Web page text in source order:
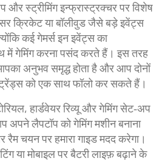
और स्ट्रीमिंग इन्फ्रास्ट्रक्चर पर विशेष
क्रिकेट या बॉलीवुड जैसे बड़े इवेंट्स
कई गेमर्स इन इवेंट्स का
में गेमिंग करना पसंद करते हैं। इस तरह
अनुभव समृद्ध होता है और आप दोनों
को एक साथ फॉलो कर सकते हैं।
हार्डवेयर रिव्यू और गेमिंग सेट‑अप
अपने लैपटॉप को गेमिंग मशीन बनाना
रैम चयन पर हमारा गाइड मदद करेगा।
या मोबाइल पर बैटरी लाइफ़ बढ़ाने के